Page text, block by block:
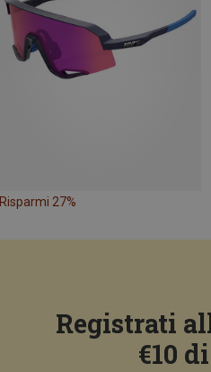
Risparmi 27%
Registrati
€10